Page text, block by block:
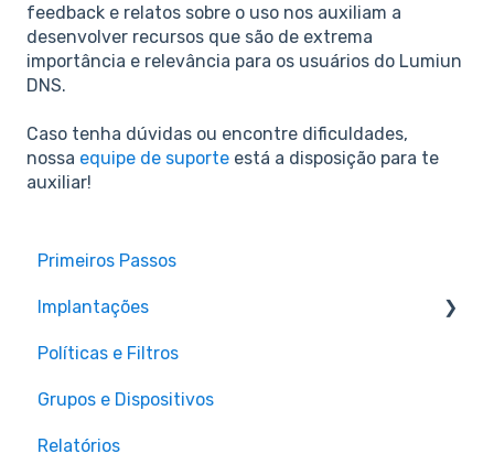
feedback e relatos sobre o uso nos auxiliam a
desenvolver recursos que são de extrema
importância e relevância para os usuários do Lumiun
DNS.
Caso tenha dúvidas ou encontre dificuldades,
nossa equipe de suporte está a disposição para te
auxiliar!
Primeiros Passos
Implantações
Roteadores
Firewalls
Servidores
Políticas e Filtros
Grupos e Dispositivos
Relatórios